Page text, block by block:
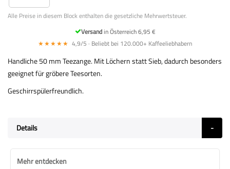
Alle Preise in diesem Block enthalten die gesetzliche Mehrwertsteuer.
Versandin Österreich 6,95 €
★★★★★ 4,9/5 · Beliebt bei 120.000+ Kaffeeliebhabern
Handliche 50 mm Teezange. Mit Löchern statt Sieb, dadurch besonders
geeignet für gröbere Teesorten.
Geschirrspülerfreundlich.
Details
Mehr entdecken